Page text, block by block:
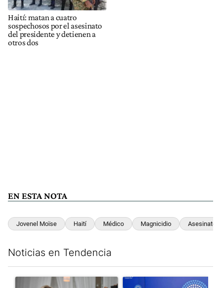
Haití: matan a cuatro
sospechosos por el asesinato
del presidente y detienen a
otros dos
EN ESTA NOTA
Jovenel Moïse Haití Médico Magnicidio Asesinato
Noticias en Tendencia
Un artículo de tendencia con el título "Karina Milei vuelve al
Un artículo de tendencia con